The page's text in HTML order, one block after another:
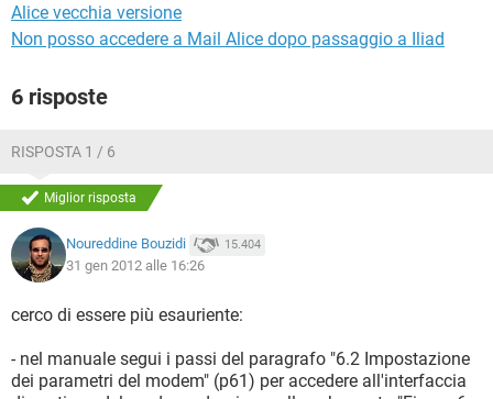
Alice vecchia versione
Non posso accedere a Mail Alice dopo passaggio a Iliad
6 risposte
RISPOSTA 1 / 6
Miglior risposta
Noureddine Bouzidi 15.404
31 gen 2012 alle 16:26
cerco di essere più esauriente:
- nel manuale segui i passi del paragrafo "6.2 Impostazione
dei parametri del modem" (p61) per accedere all'interfaccia